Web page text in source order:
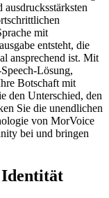
mit
entsteht, die
ansprechend ist. Mit
Lösung,
Botschaft mit
den Unterschied, den
Sie die unendlichen
von MorVoice
bei und bringen